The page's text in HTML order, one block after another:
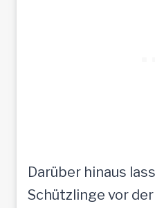
Darüber hinaus
Schützlinge vor